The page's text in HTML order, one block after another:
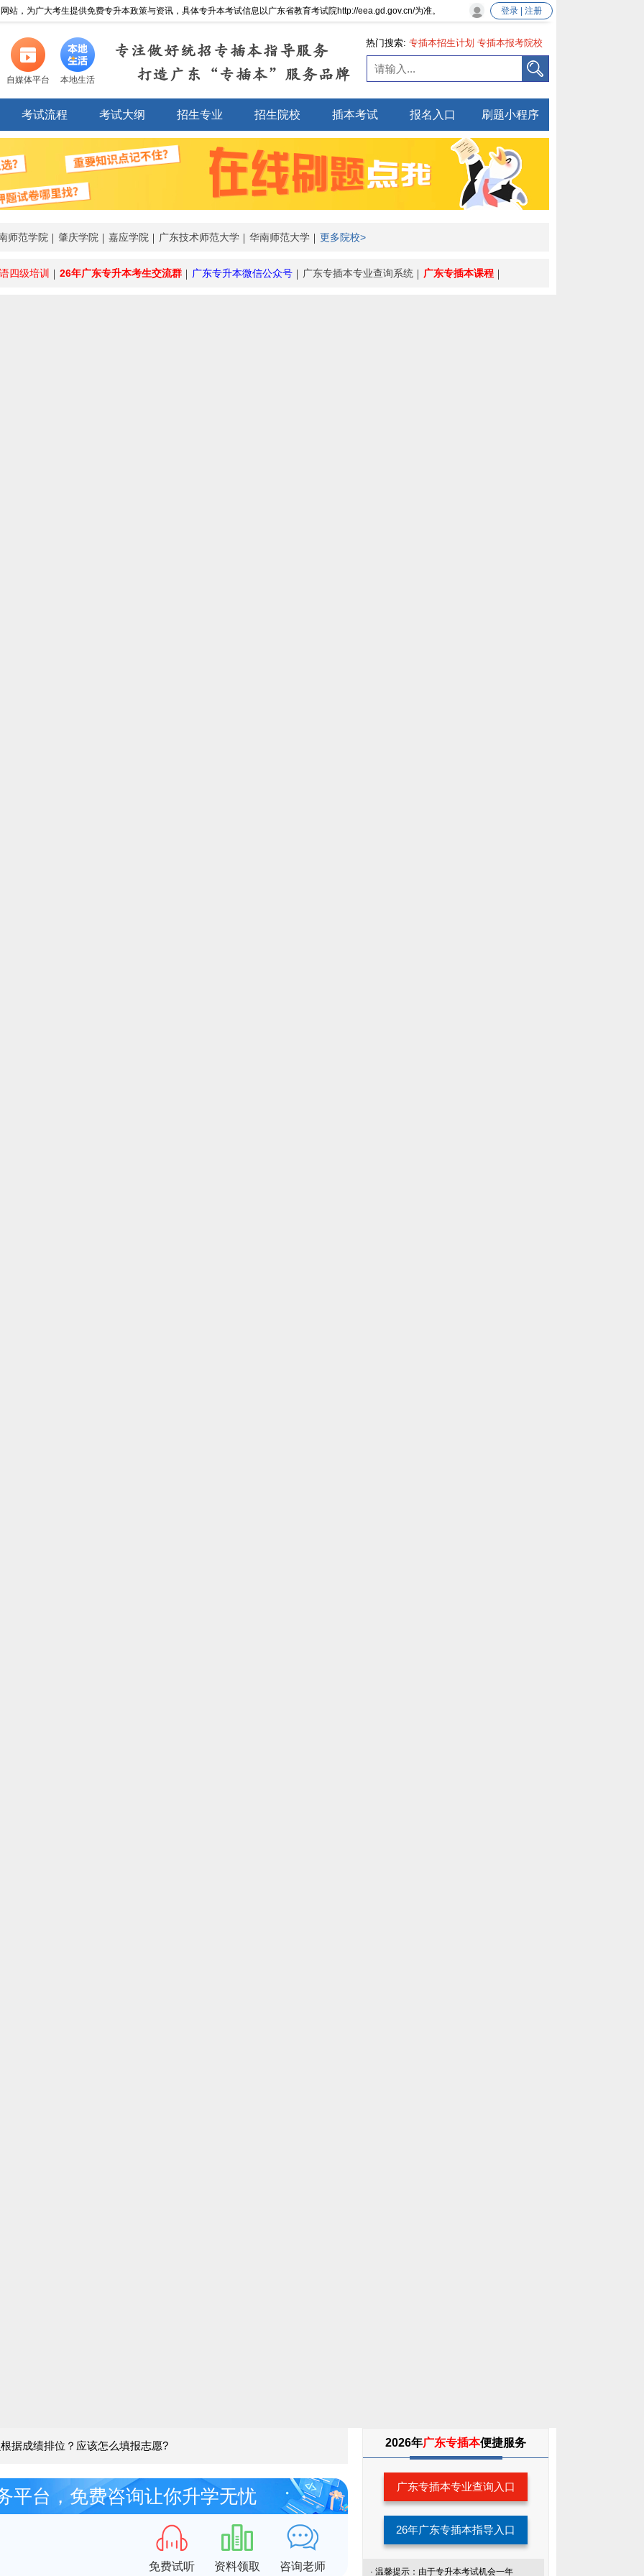
站，为广大考生提供免费专升本政策与资讯，具体专升本考试信息以广东省教育考试院http://eea.gd.gov.cn/为准。 登录 | 注册
自媒体平台 本地生活
专注做好统招专插本指导服务
打造广东“专插本”服务品牌
热门搜索: 专插本招生计划 专插本报考院校
考试流程 考试大纲 招生专业 招生院校 插本考试 报名入口 刷题小程序
师范学院 肇庆学院 嘉应学院 广东技术师范大学 华南师范大学 更多院校>
四级培训 26年广东专升本考生交流群 广东专升本微信公众号 广东专插本专业查询系统 广东专插本课程
据成绩排位？应该怎么填报志愿?
平台，免费咨询让你升学无忧
免费试听 资料领取 咨询老师
2026年广东专插本便捷服务
广东专插本专业查询入口
26年广东专插本指导入口
· 温馨提示：由于专升本考试机会一年